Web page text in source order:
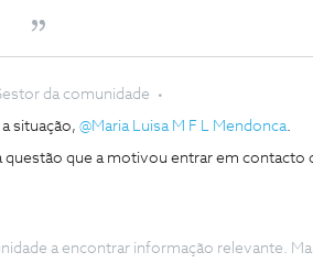
da comunidade
situação, @Maria Luisa M F L Mendonca.
questão que a motivou entrar em contacto
a encontrar informação relevante.